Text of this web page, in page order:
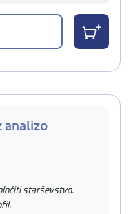
analizo
starševstvo.